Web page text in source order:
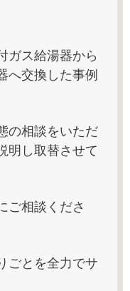
ガス給湯器から
へ交換した事例
の相談をいただ
明し取替させて
ご相談くださ
ごとを全力でサ